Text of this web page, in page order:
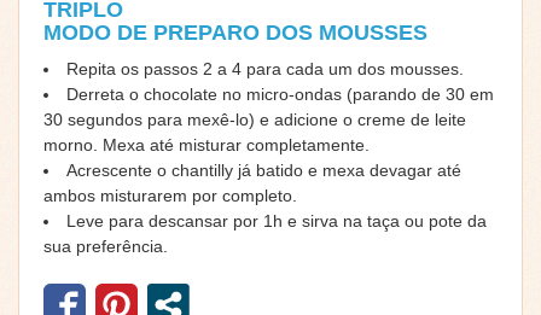
TRIPLO
MODO DE PREPARO DOS MOUSSES
Repita os passos 2 a 4 para cada um dos mousses.
Derreta o chocolate no micro-ondas (parando de 30 em
30 segundos para mexê-lo) e adicione o creme de leite
morno. Mexa até misturar completamente.
Acrescente o chantilly já batido e mexa devagar até
ambos misturarem por completo.
Leve para descansar por 1h e sirva na taça ou pote da
sua preferência.